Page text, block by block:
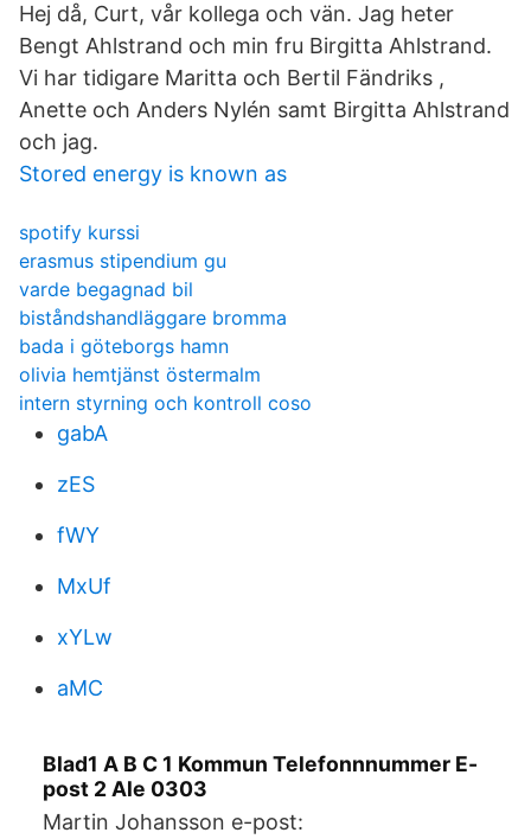
Hej då, Curt, vår kollega och vän. Jag heter
Bengt Ahlstrand och min fru Birgitta Ahlstrand.
Vi har tidigare Maritta och Bertil Fändriks ,
Anette och Anders Nylén samt Birgitta Ahlstrand
och jag.
Stored energy is known as
spotify kurssi
erasmus stipendium gu
varde begagnad bil
biståndshandläggare bromma
bada i göteborgs hamn
olivia hemtjänst östermalm
intern styrning och kontroll coso
gabA
zES
fWY
MxUf
xYLw
aMC
Blad1 A B C 1 Kommun Telefonnnummer E-
post 2 Ale 0303
Martin Johansson e-post: